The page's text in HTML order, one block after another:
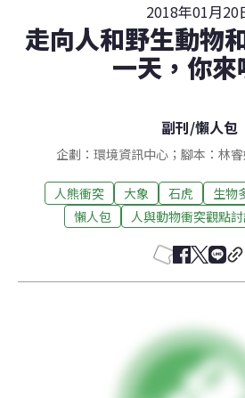
2018年01月20
走向人和野生動物
一天，你來
副刊/懶人包
企劃：環境資訊中心；腳本：林
人熊衝突 大象 石虎 生物
懶人包
人與動物衝突觀點